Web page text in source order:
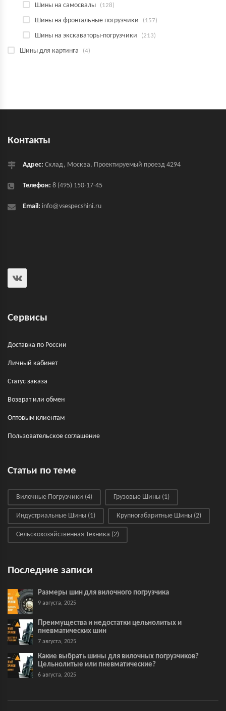
Шины на самосвалы (128)
Шины на фронтальные погрузчики (157)
Шины на экскаваторы-погрузчики (213)
Шины для картинга (4)
Контакты
Адрес: Склад, Москва, Проектируемый проезд 4294
Телефон: 8 (495) 150-17-45
Email: info@vsespecshini.ru
Сервисы
Доставка по России
Личный кабинет
Статус заказа
Возврат или обмен
Оптовым клиентам
Пользовательское соглашение
Статьи по теме
Вилочные Погрузчики (4) Грузовые Шины (1)
Индустриальные Шины (1) Крупногабаритные Шины (2)
Сельскохозяйственная Техника (2)
Последние записи
Размеры шин для вилочного погрузчика
9 августа, 2025
Преимущества и недостатки цельнолитых и
пневматических шин
7 августа, 2025
Какие выбрать шины для вилочных погрузчиков?
Цельнолитые или пневматические?
6 августа, 2025